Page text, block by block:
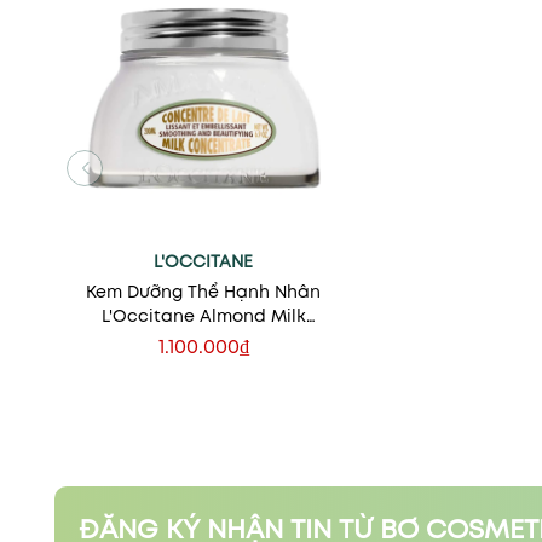
L'OCCITANE
Kem Dưỡng Thể Hạnh Nhân
L'Occitane Almond Milk
Concentrate
1.100.000₫
ĐĂNG KÝ NHẬN TIN TỪ BƠ